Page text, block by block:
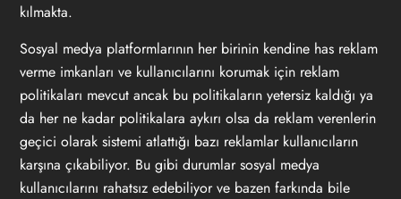
kılmakta.
Sosyal medya platformlarının her birinin kendine has reklam
verme imkanları ve kullanıcılarını korumak için reklam
politikaları mevcut ancak bu politikaların yetersiz kaldığı ya
da her ne kadar politikalara aykırı olsa da reklam verenlerin
geçici olarak sistemi atlattığı bazı reklamlar kullanıcıların
karşına çıkabiliyor. Bu gibi durumlar sosyal medya
kullanıcılarını rahatsız edebiliyor ve bazen farkında bile